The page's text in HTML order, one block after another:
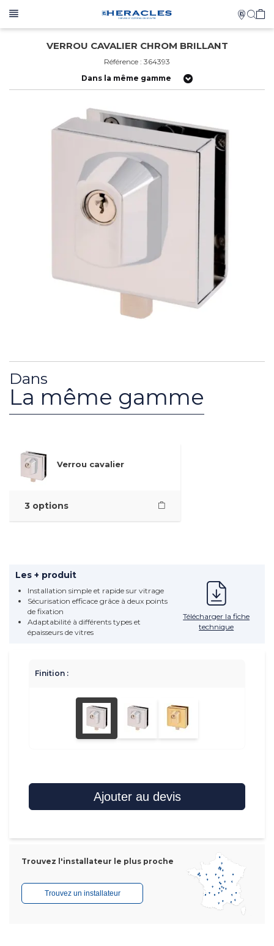
VERROU CAVALIER CHROM BRILLANT
Référence : 364393
Dans la même gamme
Dans
La même gamme
Verrou cavalier
3 options
Les + produit
Installation simple et rapide sur vitrage
Sécurisation efficace grâce à deux points
de fixation
Adaptabilité à différents types et
épaisseurs de vitres
Télécharger la fiche
technique
Finition :
Ajouter au devis
Trouvez l'installateur le plus proche
Trouvez un installateur